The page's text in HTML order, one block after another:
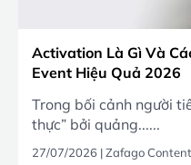
Activation Là Gì Và
Event Hiệu Quả 2026
Trong bối cảnh người
thực” bởi quảng......
27/07/2026 |Zafago Content